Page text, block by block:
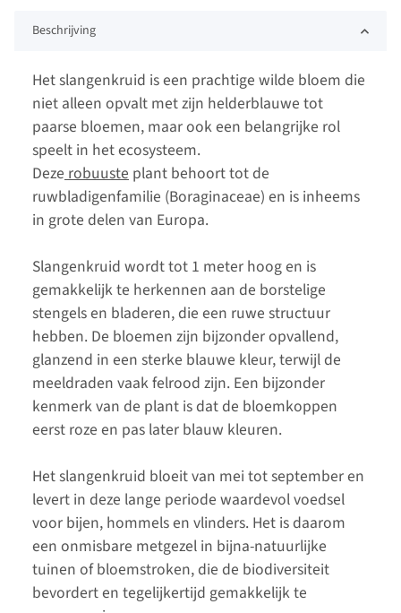
Beschrijving
Het slangenkruid is een prachtige wilde bloem die
niet alleen opvalt met zijn helderblauwe tot
paarse bloemen, maar ook een belangrijke rol
speelt in het ecosysteem.
Dezerobuuste plant behoort tot de
ruwbladigenfamilie (Boraginaceae) en is inheems
in grote delen van Europa.
Slangenkruid wordt tot 1 meter hoog en is
gemakkelijk te herkennen aan de borstelige
stengels en bladeren, die een ruwe structuur
hebben. De bloemen zijn bijzonder opvallend,
glanzend in een sterke blauwe kleur, terwijl de
meeldraden vaak felrood zijn. Een bijzonder
kenmerk van de plant is dat de bloemkoppen
eerst roze en pas later blauw kleuren.
Het slangenkruid bloeit van mei tot september en
levert in deze lange periode waardevol voedsel
voor bijen, hommels en vlinders. Het is daarom
een onmisbare metgezel in bijna-natuurlijke
tuinen of bloemstroken, die de biodiversiteit
bevordert en tegelijkertijd gemakkelijk te